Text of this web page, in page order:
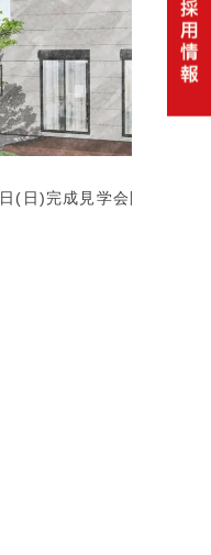
(日)完成見学会開催！【